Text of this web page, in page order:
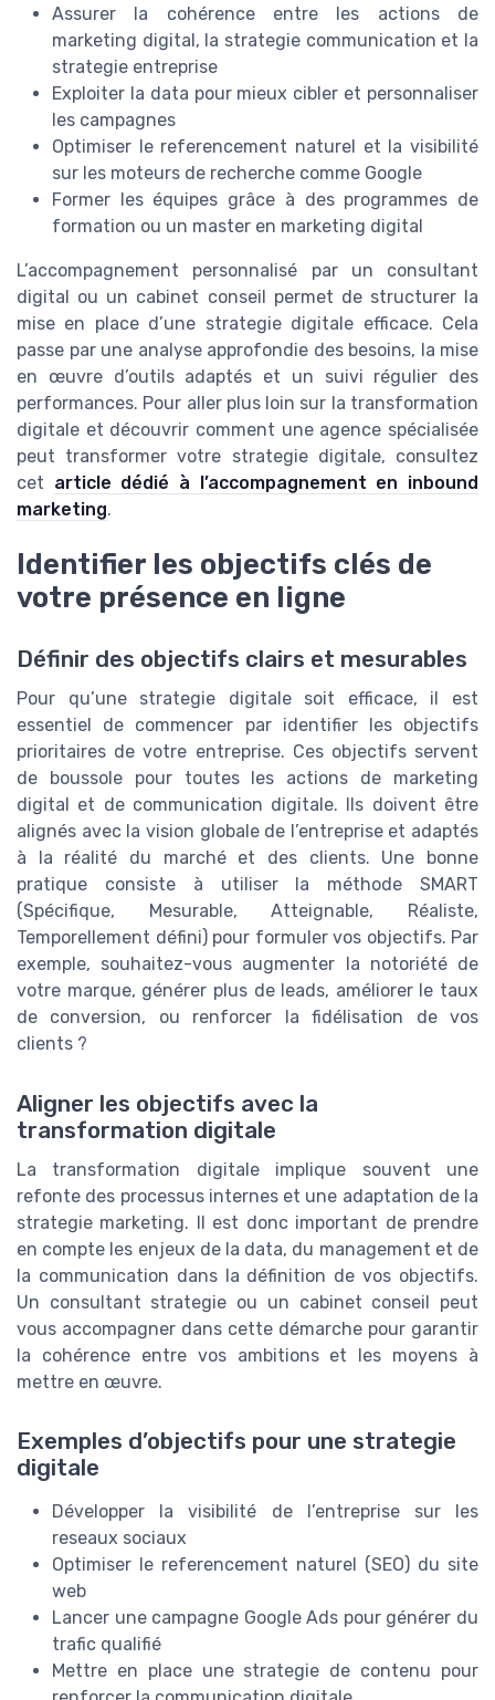
Assurer la cohérence entre les actions de
marketing digital, la strategie communication et la
strategie entreprise
Exploiter la data pour mieux cibler et personnaliser
les campagnes
Optimiser le referencement naturel et la visibilité
sur les moteurs de recherche comme Google
Former les équipes grâce à des programmes de
formation ou un master en marketing digital
L’accompagnement personnalisé par un consultant
digital ou un cabinet conseil permet de structurer la
mise en place d’une strategie digitale efficace. Cela
passe par une analyse approfondie des besoins, la mise
en œuvre d’outils adaptés et un suivi régulier des
performances. Pour aller plus loin sur la transformation
digitale et découvrir comment une agence spécialisée
peut transformer votre strategie digitale, consultez
cet article dédié à l’accompagnement en inbound
marketing.
Identifier les objectifs clés de
votre présence en ligne
Définir des objectifs clairs et mesurables
Pour qu’une strategie digitale soit efficace, il est
essentiel de commencer par identifier les objectifs
prioritaires de votre entreprise. Ces objectifs servent
de boussole pour toutes les actions de marketing
digital et de communication digitale. Ils doivent être
alignés avec la vision globale de l’entreprise et adaptés
à la réalité du marché et des clients. Une bonne
pratique consiste à utiliser la méthode SMART
(Spécifique, Mesurable, Atteignable, Réaliste,
Temporellement défini) pour formuler vos objectifs. Par
exemple, souhaitez-vous augmenter la notoriété de
votre marque, générer plus de leads, améliorer le taux
de conversion, ou renforcer la fidélisation de vos
clients ?
Aligner les objectifs avec la
transformation digitale
La transformation digitale implique souvent une
refonte des processus internes et une adaptation de la
strategie marketing. Il est donc important de prendre
en compte les enjeux de la data, du management et de
la communication dans la définition de vos objectifs.
Un consultant strategie ou un cabinet conseil peut
vous accompagner dans cette démarche pour garantir
la cohérence entre vos ambitions et les moyens à
mettre en œuvre.
Exemples d’objectifs pour une strategie
digitale
Développer la visibilité de l’entreprise sur les
reseaux sociaux
Optimiser le referencement naturel (SEO) du site
web
Lancer une campagne Google Ads pour générer du
trafic qualifié
Mettre en place une strategie de contenu pour